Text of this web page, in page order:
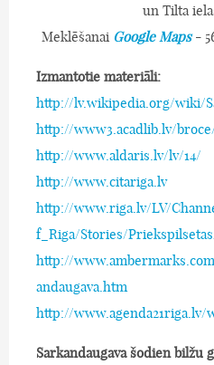
un Tilta
Meklēšanai Google Maps-
Izmantotie materiāli:
http://lv.wikipedia.org/wiki/
http://www3.acadlib.lv/
http://www.aldaris.lv/lv/14/
http://www.citariga.lv
http://www.riga.lv/LV/
f_Riga/Stories/
http://
andaugava.htm
http://www.agenda21riga.lv/
Sarkandaugava šodien bilžu